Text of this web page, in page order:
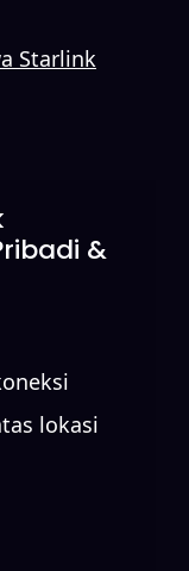
Starlink
&
lokasi